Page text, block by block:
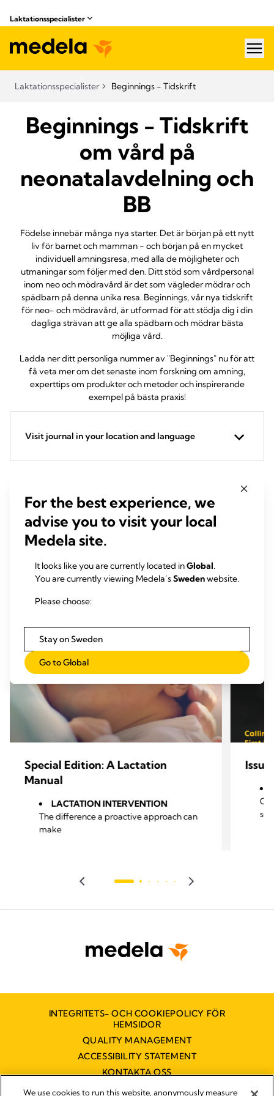
Laktationsspecialister
Laktationsspecialister Beginnings - Tidskrift
Beginnings - Tidskrift
om vård på
neonatalavdelning och
BB
Födelse innebär många nya starter. Det är början på ett nytt
liv för barnet och mamman - och början på en mycket
individuell amningsresa, med alla de möjligheter och
utmaningar som följer med den. Ditt stöd som vårdpersonal
inom neo och mödravård är det som vägleder mödrar och
spädbarn på denna unika resa. Beginnings, vår nya tidskrift
för neo- och mödravård, är utformad för att stödja dig i din
dagliga strävan att ge alla spädbarn och mödrar bästa
möjliga vård.
Ladda ner ditt personliga nummer av "Beginnings" nu för att
få veta mer om det senaste inom forskning om amning,
experttips om produkter och metoder och inspirerande
exempel på bästa praxis!
Visit journal in your location and language
Latest Issues
Special Edition: A Lactation
Manual
LACTATION INTERVENTION
The difference a proactive approach can
make
INCREASE THE DOSE
INTEGRITETS- OCH COOKIEPOLICY FÖR
HEMSIDOR
QUALITY MANAGEMENT
ACCESSIBILITY STATEMENT
KONTAKTA OSS
TILLGÄNGLIGHETSUTLÅTANDE
For the best experience, we
advise you to visit your local
Medela site.
It looks like you are currently located inGlobal.
You are currently viewing Medela’sSwedenwebsite.
Please choose:
Stay on Sweden
Go to Global
We use cookies to run this website, anonymously measure